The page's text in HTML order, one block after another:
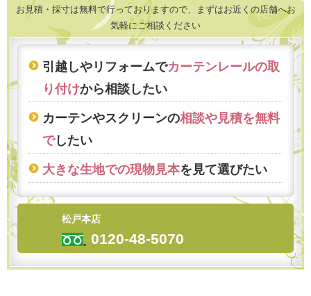
お見積・採寸は無料で行っておりますので、まずはお近くの店舗へお
気軽にご相談ください
引越しやリフォームでカーテンレールの取
り付けから相談したい
カーテンやスクリーンの相談や見積を無料
でしたい
大きな生地での現物見本を見て選びたい
松戸本店
0120-48-5070